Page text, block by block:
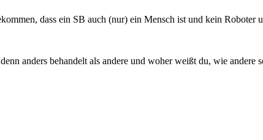
dass ein SB auch (nur) ein Mensch ist und kein Roboter
anders behandelt als andere und woher weißt du, wie andere